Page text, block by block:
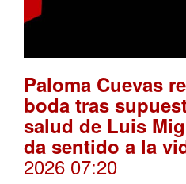
Paloma Cuevas
boda tras
salud de Luis
da sentido a la
2026 07:20